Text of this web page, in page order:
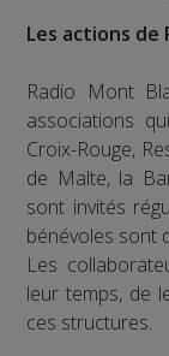
Les actions de
Radio Mont
associations
Croix-Rouge,
de Malte, la
sont invités
bénévoles sont
Les
leur temps, de
ces structures.